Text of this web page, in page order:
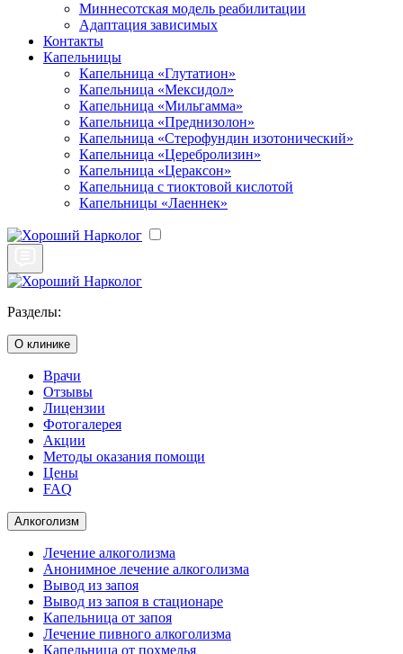
Миннесотская модель реабилитации
Адаптация зависимых
Контакты
Капельницы
Капельница «Глутатион»
Капельница «Мексидол»
Капельница «Мильгамма»
Капельница «Преднизолон»
Капельница «Стерофундин изотонический»
Капельница «Церебролизин»
Капельница «Цераксон»
Капельница с тиоктовой кислотой
Капельницы «Лаеннек»
Разделы:
О клинике
Врачи
Отзывы
Лицензии
Фотогалерея
Акции
Методы оказания помощи
Цены
FAQ
Алкоголизм
Лечение алкоголизма
Анонимное лечение алкоголизма
Вывод из запоя
Вывод из запоя в стационаре
Капельница от запоя
Лечение пивного алкоголизма
Капельница от похмелья